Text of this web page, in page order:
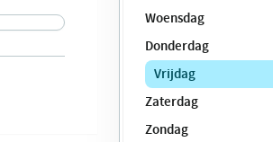
Woensdag
Donderdag
Vrijdag
Zaterdag
Zondag